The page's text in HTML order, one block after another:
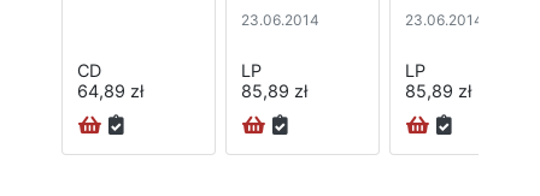
CD
64,89 zł
23.06.2014
LP
85,89 zł
23.06.2014
LP
85,89 zł